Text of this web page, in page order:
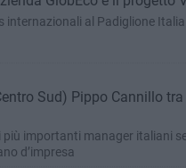
al Padiglione Italia
Sud) Pippo Cannillo
più importanti manager italiani
d’impresa